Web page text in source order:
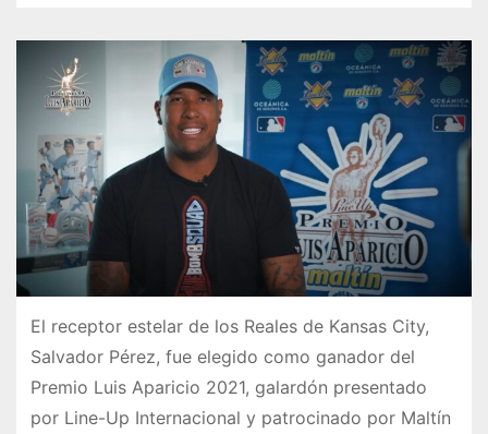
El receptor estelar de los Reales de Kansas City,
Salvador Pérez, fue elegido como ganador del
Premio Luis Aparicio 2021, galardón presentado
por Line-Up Internacional y patrocinado por Maltín